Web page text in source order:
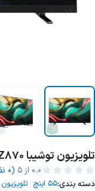
تلویزیون توشیبا 55Z870 سایز 55 اینچ
0.0 از ۵ (0 نظر)
دسته بندی:55 اینچ /تلویزیون